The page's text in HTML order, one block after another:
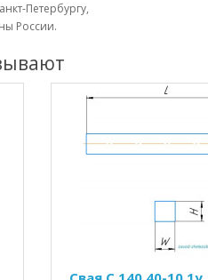
Петербургу,
России.